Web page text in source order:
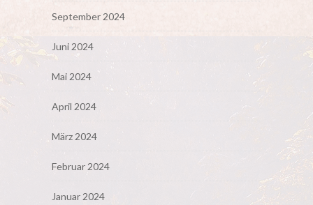
September 2024
Juni 2024
Mai 2024
April 2024
März 2024
Februar 2024
Januar 2024